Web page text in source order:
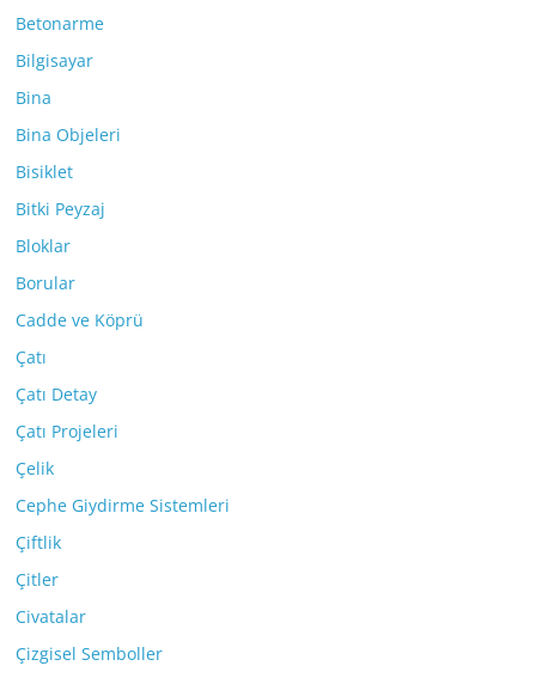
Betonarme
Bilgisayar
Bina
Bina Objeleri
Bisiklet
Bitki Peyzaj
Bloklar
Borular
Cadde ve Köprü
Çatı
Çatı Detay
Çatı Projeleri
Çelik
Cephe Giydirme Sistemleri
Çiftlik
Çitler
Civatalar
Çizgisel Semboller